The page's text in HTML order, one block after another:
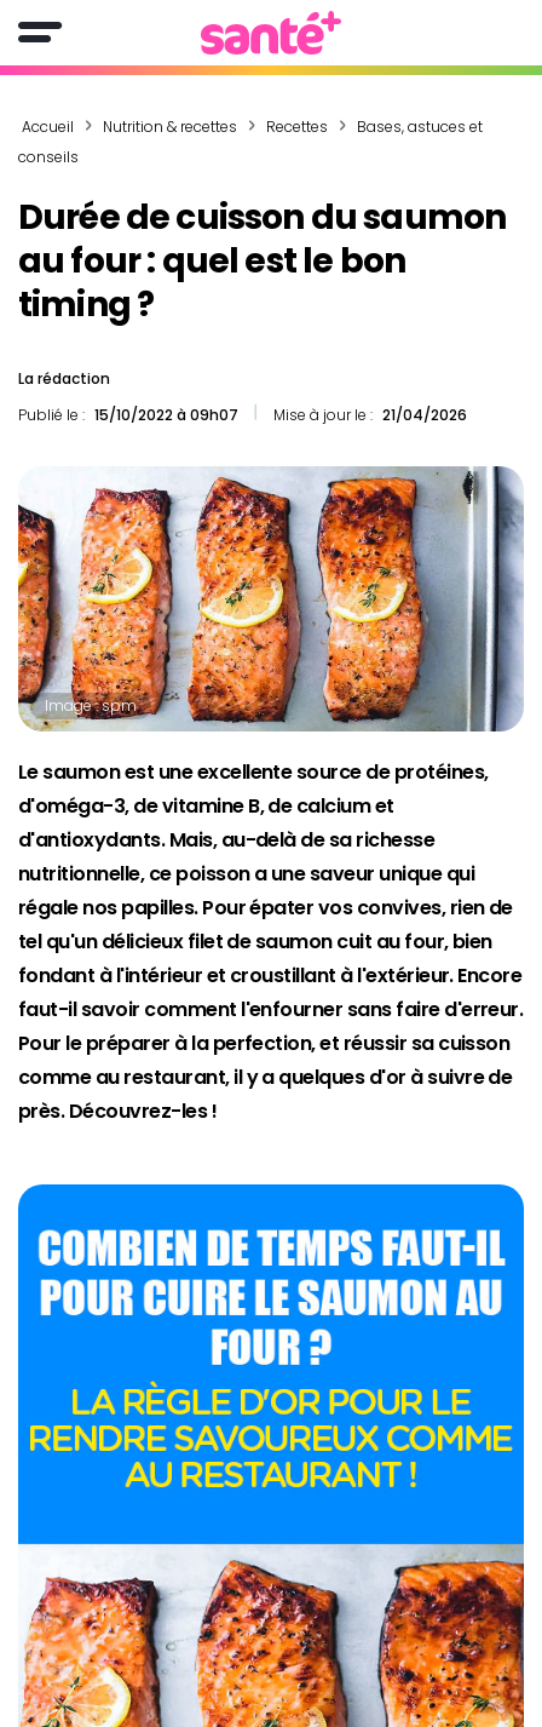
Accueil Nutrition & recettes Recettes
Bases, astuces et
conseils
Durée de cuisson du saumon
au four : quel est le bon
timing ?
La rédaction
Publié le : 15/10/2022 à 09h07 Mise à jour le : 21/04/2026
Image : spm
Le saumon est une excellente source de protéines,
d'oméga-3, de vitamine B, de calcium et
d'antioxydants. Mais, au-delà de sa richesse
nutritionnelle, ce poisson a une saveur unique qui
régale nos papilles. Pour épater vos convives, rien de
tel qu'un délicieux filet de saumon cuit au four, bien
fondant à l'intérieur et croustillant à l'extérieur. Encore
faut-il savoir comment l'enfourner sans faire d'erreur.
Pour le préparer à la perfection, et réussir sa cuisson
comme au restaurant, il y a quelques d'or à suivre de
près. Découvrez-les !